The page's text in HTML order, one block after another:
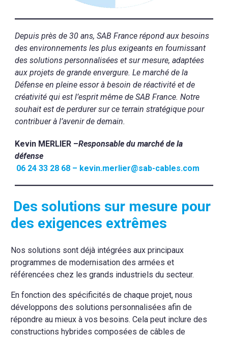
Depuis près de 30 ans, SAB France répond aux besoins
des environnements les plus exigeants en fournissant
des solutions personnalisées et sur mesure, adaptées
aux projets de grande envergure. Le marché de la
Défense en pleine essor à besoin de réactivité et de
créativité qui est l’esprit même de SAB France. Notre
souhait est de perdurer sur ce terrain stratégique pour
contribuer à l’avenir de demain.
Kevin MERLIER –Responsable du marché de la
défense
06 24 33 28 68 – kevin.merlier@sab-cables.com
Des solutions sur mesure pour
des exigences extrêmes
Nos solutions sont déjà intégrées aux principaux
programmes de modernisation des armées et
référencées chez les grands industriels du secteur.
En fonction des spécificités de chaque projet, nous
développons des solutions personnalisées afin de
répondre au mieux à vos besoins. Cela peut inclure des
constructions hybrides composées de câbles de